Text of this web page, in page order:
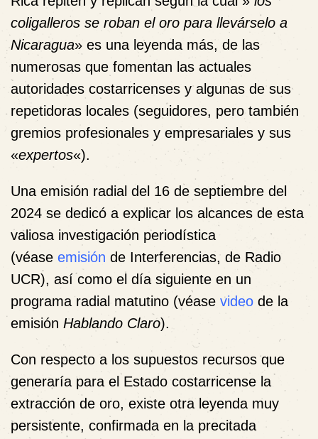
coligalleros se roban el oro para llevárselo a
Nicaragua» es una leyenda más, de las
numerosas que fomentan las actuales
autoridades costarricenses y algunas de sus
repetidoras locales (seguidores, pero también
gremios profesionales y empresariales y sus
«expertos«).
Una emisión radial del 16 de septiembre del
2024 se dedicó a explicar los alcances de esta
valiosa investigación periodística
(véase emisión de Interferencias, de Radio
UCR), así como el día siguiente en un
programa radial matutino (véase video de la
emisión Hablando Claro).
Con respecto a los supuestos recursos que
generaría para el Estado costarricense la
extracción de oro, existe otra leyenda muy
persistente, confirmada en la precitada